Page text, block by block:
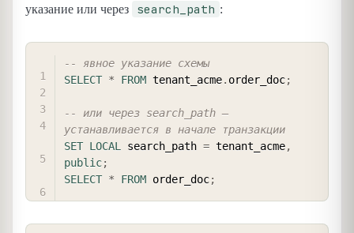
указание или через
search_path :
-- явное указание схемы
SELECT * FROM tenant_acme. order_doc;
-- или через search_path —
устанавливается в начале транзакции
SET LOCAL search_path = tenant_acme,
public;
SELECT * FROM order_doc;